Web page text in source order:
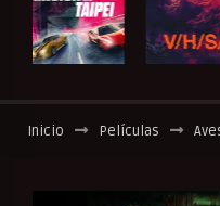
Inicio Películas